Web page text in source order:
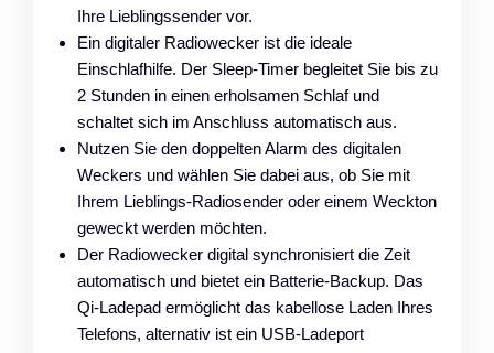
Ihre Lieblingssender vor.
Ein digitaler Radiowecker ist die ideale
Einschlafhilfe. Der Sleep-Timer begleitet Sie bis zu
2 Stunden in einen erholsamen Schlaf und
schaltet sich im Anschluss automatisch aus.
Nutzen Sie den doppelten Alarm des digitalen
Weckers und wählen Sie dabei aus, ob Sie mit
Ihrem Lieblings-Radiosender oder einem Weckton
geweckt werden möchten.
Der Radiowecker digital synchronisiert die Zeit
automatisch und bietet ein Batterie-Backup. Das
Qi-Ladepad ermöglicht das kabellose Laden Ihres
Telefons, alternativ ist ein USB-Ladeport